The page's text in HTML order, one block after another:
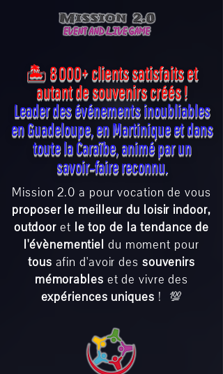
🏝️ 8 000+ clients satisfaits et
autant de souvenirs créés !
Leader des événements inoubliables
en Guadeloupe, en Martinique et dans
toute la Caraïbe, animé par un
savoir‑faire reconnu.
Mission 2.0 a pour vocation de vous
proposer le meilleur du loisir indoor,
outdoor et le top de la tendance de
l'évènementiel du moment pour
tous afin d'avoir des souvenirs
mémorables et de vivre des
expériences uniques ! 💯